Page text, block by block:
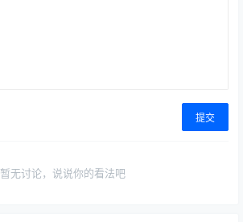
提交
暂无讨论，说说你的看法吧